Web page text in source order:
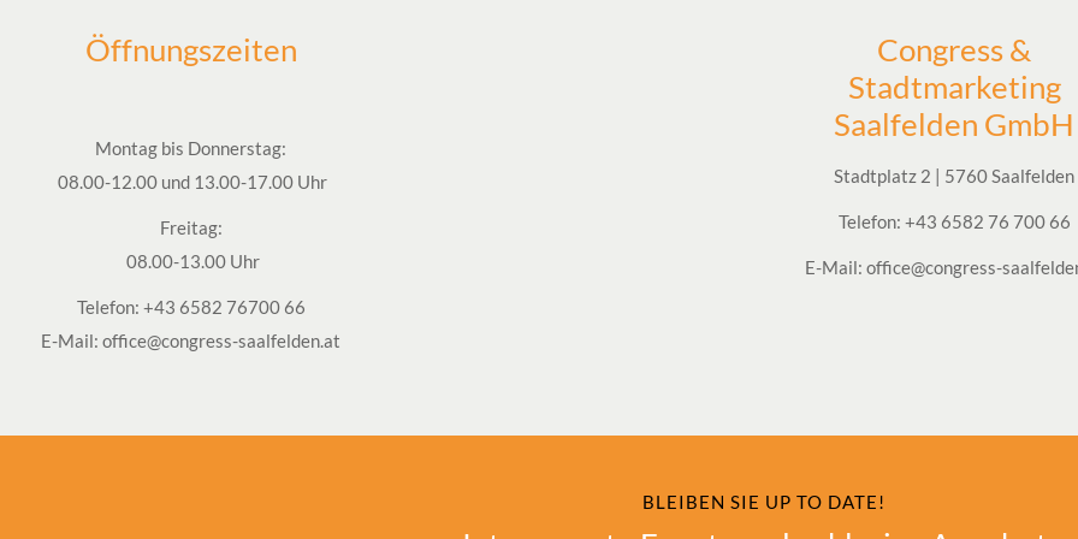
Öffnungszeiten
Montag bis Donnerstag:
08.00-12.00 und 13.00-17.00 Uhr
Freitag:
08.00-13.00 Uhr
Telefon: +43 6582 76700 66
E-Mail:office@congress-saalfelden.at
Congress &
Stadtmarketing
Saalfelden GmbH
Stadtplatz 2 | 5760 Saalfelden
Telefon: +43 6582 76 700 66
E-Mail: office@congress-
BLEIBEN SIE UP TO DATE!